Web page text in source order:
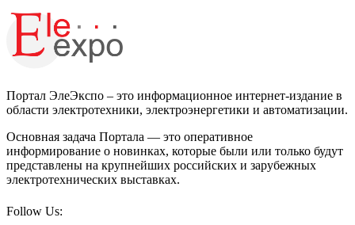
Портал ЭлеЭкспо – это информационное интернет-издание в
области электротехники, электроэнергетики и автоматизации.
Основная задача Портала — это оперативное
информирование о новинках, которые были или только будут
представлены на крупнейших российских и зарубежных
электротехнических выставках.
Follow Us: